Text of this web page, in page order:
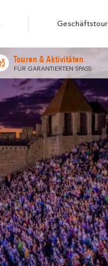
Touren & Aktivitäten
FÜR GARANTIERTEN SPASS